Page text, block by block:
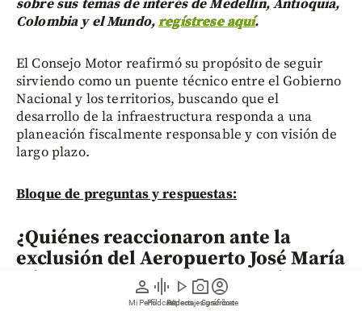
person
Mi Perfil
graphic_eq
Pódcast
play_arrow
Videos
photo_camera
Reportajes gráficos
account_circle
Suscríbete
sobre sus temas de interés de Medellín, Antioquia,
Colombia y el Mundo,regístrese aquí.
El Consejo Motor reafirmó su propósito de seguir
sirviendo como un puente técnico entre el Gobierno
Nacional y los territorios, buscando que el
desarrollo de la infraestructura responda a una
planeación fiscalmente responsable y con visión de
largo plazo.
Bloque de preguntas y respuestas:
¿Quiénes reaccionaron ante la
exclusión del Aeropuerto José María
Córdova del Conpes y por qué?